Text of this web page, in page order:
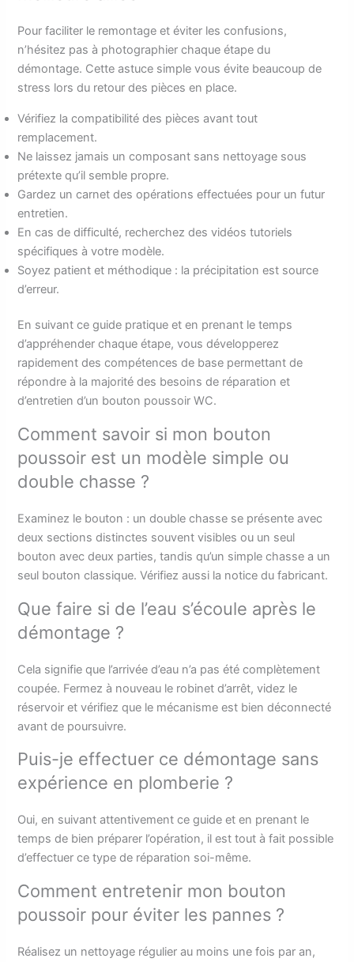
Pour faciliter le remontage et éviter les confusions,
n’hésitez pas à photographier chaque étape du
démontage. Cette astuce simple vous évite beaucoup de
stress lors du retour des pièces en place.
Vérifiez la compatibilité des pièces avant tout
remplacement.
Ne laissez jamais un composant sans nettoyage sous
prétexte qu’il semble propre.
Gardez un carnet des opérations effectuées pour un futur
entretien.
En cas de difficulté, recherchez des vidéos tutoriels
spécifiques à votre modèle.
Soyez patient et méthodique : la précipitation est source
d’erreur.
En suivant ce guide pratique et en prenant le temps
d’appréhender chaque étape, vous développerez
rapidement des compétences de base permettant de
répondre à la majorité des besoins de réparation et
d’entretien d’un bouton poussoir WC.
Comment savoir si mon bouton
poussoir est un modèle simple ou
double chasse ?
Examinez le bouton : un double chasse se présente avec
deux sections distinctes souvent visibles ou un seul
bouton avec deux parties, tandis qu’un simple chasse a un
seul bouton classique. Vérifiez aussi la notice du fabricant.
Que faire si de l’eau s’écoule après le
démontage ?
Cela signifie que l’arrivée d’eau n’a pas été complètement
coupée. Fermez à nouveau le robinet d’arrêt, videz le
réservoir et vérifiez que le mécanisme est bien déconnecté
avant de poursuivre.
Puis-je effectuer ce démontage sans
expérience en plomberie ?
Oui, en suivant attentivement ce guide et en prenant le
temps de bien préparer l’opération, il est tout à fait possible
d’effectuer ce type de réparation soi-même.
Comment entretenir mon bouton
poussoir pour éviter les pannes ?
Réalisez un nettoyage régulier au moins une fois par an,